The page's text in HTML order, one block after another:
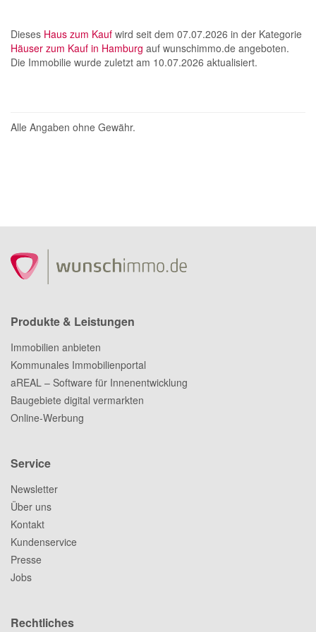
Dieses Haus zum Kauf wird seit dem 07.07.2026 in der Kategorie
Häuser zum Kauf in Hamburg auf wunschimmo.de angeboten.
Die Immobilie wurde zuletzt am 10.07.2026 aktualisiert.
Alle Angaben ohne Gewähr.
Produkte & Leistungen
Immobilien anbieten
Kommunales Immobilienportal
aREAL – Software für Innenentwicklung
Baugebiete digital vermarkten
Online-Werbung
Service
Newsletter
Über uns
Kontakt
Kundenservice
Presse
Jobs
Rechtliches